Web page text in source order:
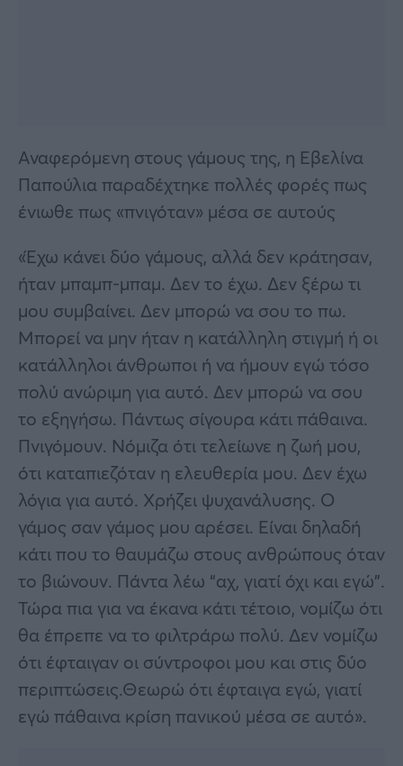
Αναφερόμενη στους γάμους της, η Εβελίνα
Παπούλια παραδέχτηκε πολλές φορές πως
ένιωθε πως «πνιγόταν» μέσα σε αυτούς
«Έχω κάνει δύο γάμους, αλλά δεν κράτησαν,
ήταν μπαμπ-μπαμ. Δεν το έχω. Δεν ξέρω τι
μου συμβαίνει. Δεν μπορώ να σου το πω.
Μπορεί να μην ήταν η κατάλληλη στιγμή ή οι
κατάλληλοι άνθρωποι ή να ήμουν εγώ τόσο
πολύ ανώριμη για αυτό. Δεν μπορώ να σου
το εξηγήσω. Πάντως σίγουρα κάτι πάθαινα.
Πνιγόμουν. Νόμιζα ότι τελείωνε η ζωή μου,
ότι καταπιεζόταν η ελευθερία μου. Δεν έχω
λόγια για αυτό. Χρήζει ψυχανάλυσης. Ο
γάμος σαν γάμος μου αρέσει. Είναι δηλαδή
κάτι που το θαυμάζω στους ανθρώπους όταν
το βιώνουν. Πάντα λέω “αχ, γιατί όχι και εγώ”.
Τώρα πια για να έκανα κάτι τέτοιο, νομίζω ότι
θα έπρεπε να το φιλτράρω πολύ. Δεν νομίζω
ότι έφταιγαν οι σύντροφοι μου και στις δύο
περιπτώσεις.Θεωρώ ότι έφταιγα εγώ, γιατί
εγώ πάθαινα κρίση πανικού μέσα σε αυτό».